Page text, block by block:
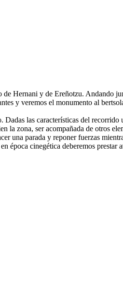
Hernani y de Ereñotzu. Andando
y veremos el monumento al
las características del
la zona, ser acompañada de otros
una parada y reponer fuerzas
época cinegética deberemos